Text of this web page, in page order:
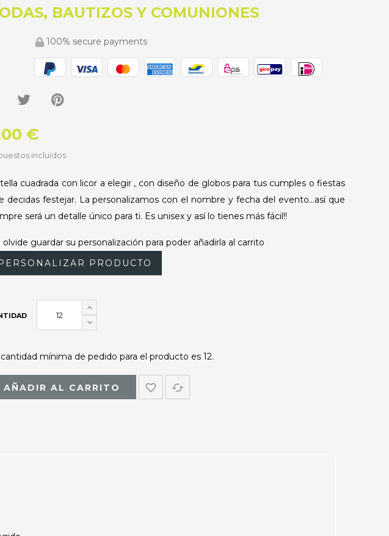
BAUTIZOS Y COMUNIONES
100% secure payments
€
incluidos
cuadrada con licor a elegir , con diseño de globos para tus cumples o fiestas
decidas festejar. La personalizamos con el nombre y fecha del evento...así que
será un detalle único para ti. Es unisex y así lo tienes más fácil!!
olvide guardar su personalización para poder añadirla al carrito
PRODUCTO
cantidad mínima de pedido para el producto es 12.
AÑADIR AL CARRITO favorite_border cached